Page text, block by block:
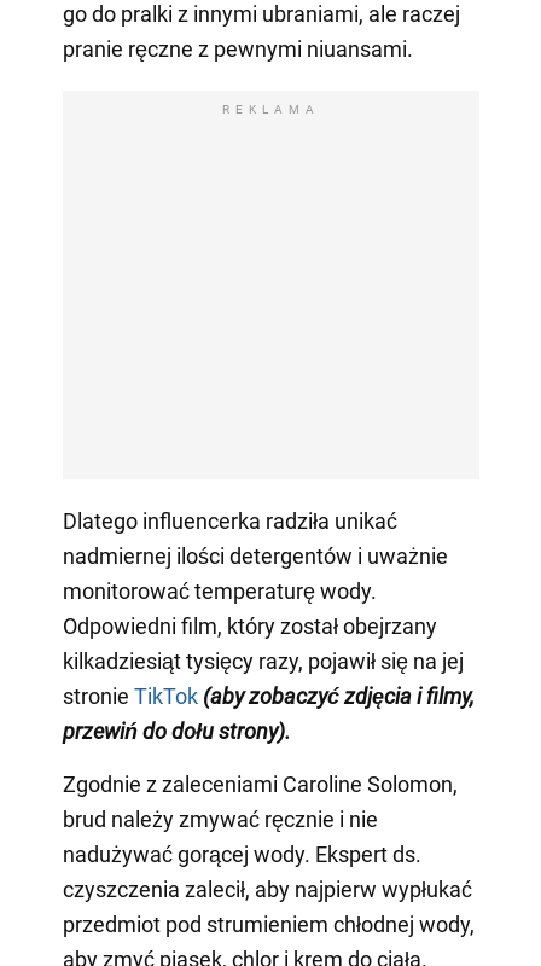
go do pralki z innymi ubraniami, ale raczej
pranie ręczne z pewnymi niuansami.
REKLAMA
Dlatego influencerka radziła unikać
nadmiernej ilości detergentów i uważnie
monitorować temperaturę wody.
Odpowiedni film, który został obejrzany
kilkadziesiąt tysięcy razy, pojawił się na jej
stronie TikTok (aby zobaczyć zdjęcia i filmy,
przewiń do dołu strony).
Zgodnie z zaleceniami Caroline Solomon,
brud należy zmywać ręcznie i nie
nadużywać gorącej wody. Ekspert ds.
czyszczenia zalecił, aby najpierw wypłukać
przedmiot pod strumieniem chłodnej wody,
aby zmyć piasek, chlor i krem do ciała.